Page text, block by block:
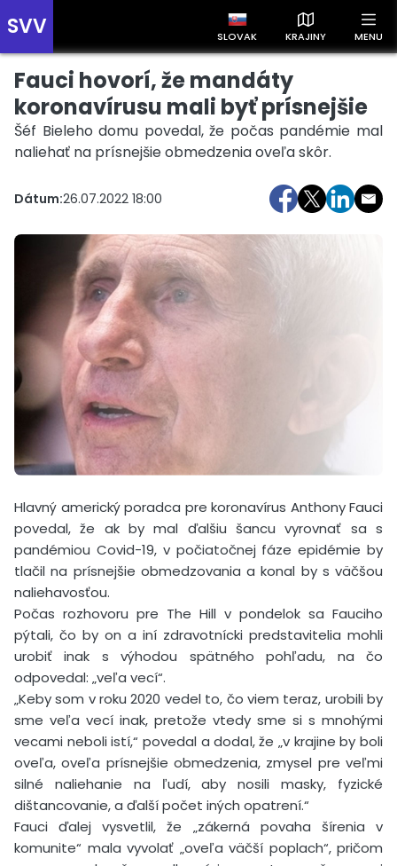
SVV SLOVAK KRAJINY MENU
Prehľad správ podľa krajín
Zobrazte si správy rozdelené podľa krajín a získajte rýchly
prehľad o dianí vo svete.
Slovensko Česko
Fauci hovorí, že mandáty
koronavírusu mali byť prísnejšie
Šéf Bieleho domu povedal, že počas pandémie mal
naliehať na prísnejšie obmedzenia oveľa skôr.
Dátum:26.07.2022 18:00
Hlavný americký poradca pre koronavírus Anthony Fauci
povedal, že ak by mal ďalšiu šancu vyrovnať sa s
pandémiou Covid-19, v počiatočnej fáze epidémie by
tlačil na prísnejšie obmedzovania a konal by s väčšou
naliehavosťou.
Počas rozhovoru pre The Hill v pondelok sa Fauciho
pýtali, čo by on a iní zdravotnícki predstavitelia mohli
urobiť inak s výhodou spätného pohľadu, na čo
odpovedal: „veľa vecí“.
„Keby som v roku 2020 vedel to, čo viem teraz, urobili by
sme veľa vecí inak, pretože vtedy sme si s mnohými
vecami neboli istí,“ povedal a dodal, že „v krajine by boli
oveľa, oveľa prísnejšie obmedzenia, zmysel pre veľmi
silné naliehanie na ľudí, aby nosili masky, fyzické
dištancovanie, a ďalší počet iných opatrení.“
Fauci ďalej vysvetlil, že „zákerná povaha šírenia v
komunite“ mala vyvolať „oveľa väčší poplach“, pričom